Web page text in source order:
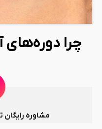
چرا
مشاوره رایگان